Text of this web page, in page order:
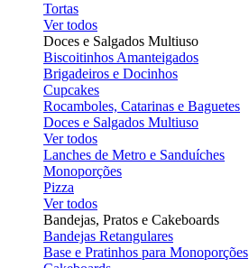
Tortas
Ver todos
Doces e Salgados Multiuso
Biscoitinhos Amanteigados
Brigadeiros e Docinhos
Cupcakes
Rocamboles, Catarinas e Baguetes
Doces e Salgados Multiuso
Ver todos
Lanches de Metro e Sanduíches
Monoporções
Pizza
Ver todos
Bandejas, Pratos e Cakeboards
Bandejas Retangulares
Base e Pratinhos para Monoporções